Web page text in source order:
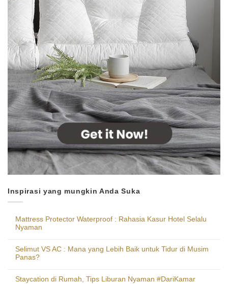
Inspirasi yang mungkin Anda Suka
Mattress Protector Waterproof : Rahasia Kasur Hotel Selalu
Nyaman
Selimut VS AC : Mana yang Lebih Baik untuk Tidur di Musim
Panas?
Staycation di Rumah, Tips Liburan Nyaman #DariKamar